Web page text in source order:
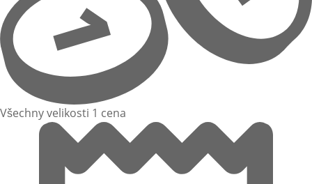
Všechny velikosti 1 cena